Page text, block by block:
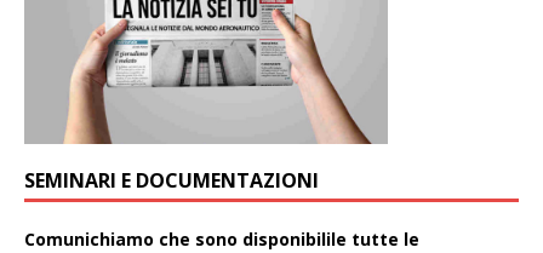
SEMINARI E DOCUMENTAZIONI
Comunichiamo che sono disponibilile tutte le